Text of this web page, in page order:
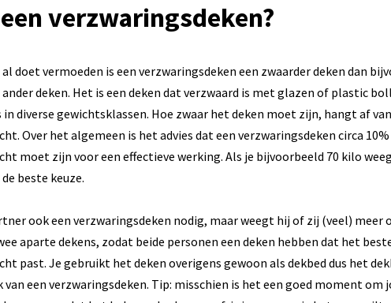
verzwaringsdeken?
doet vermoeden is een verzwaringsdeken een zwaarder deken dan
ander deken. Het is een deken dat verzwaard is met glazen of plastic
diverse gewichtsklassen. Hoe zwaar het deken moet zijn, hangt af
Over het algemeen is het advies dat een verzwaringsdeken circa
moet zijn voor een effectieve werking. Als je bijvoorbeeld 70 kilo
beste keuze.
ook een verzwaringsdeken nodig, maar weegt hij of zij (veel) meer
aparte dekens, zodat beide personen een deken hebben dat het
past. Je gebruikt het deken overigens gewoon als dekbed dus het
een verzwaringsdeken. Tip: misschien is het een goed moment om